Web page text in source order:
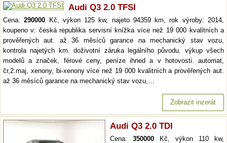
Audi Q3 2.0 TFSI
Cena:290000 Kč, výkon 125 kw, najeto 94359 km, rok výroby: 2014,
koupeno v: česká republika servisní knížka více než 19 000 kvalitních a
prověřených aut. až 36 měsíců garance na mechanický stav vozu,
kontrola najetých km. doživotní záruka legálního původu. výkup všech
modelů a značek, férové ceny, peníze ihned a v hotovosti. automat,
čr,2.maj, xenony, bi-xenony více než 19 000 kvalitních a prověřených aut.
až 36 měsíců garance na mechanický stav vozu,…
Zobrazit inzerát
Audi Q3 2.0 TDI
Cena: 350000 Kč, výkon 110 kw,